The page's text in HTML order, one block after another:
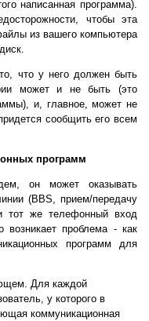
написанная программа).
чтобы эта
из вашего компьютера
что у него должен быть
может и не быть (это
и, главное, может не
сообщить его всем
программ
он может оказывать
(BBS, прием/передачу
тот же телефонный вход
возникает проблема - как
программ для
Для каждой
у которого в
коммуникационная